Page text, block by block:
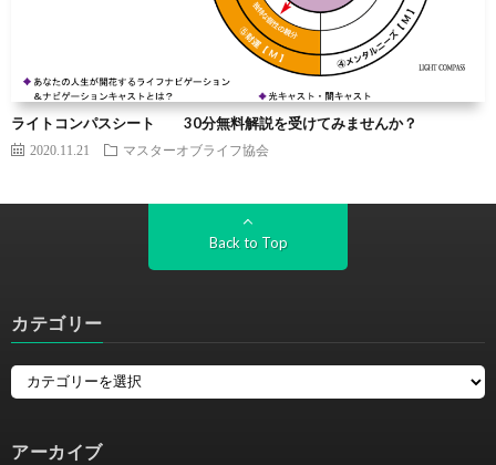
ライトコンパスシート 30分無料解説を受けてみませんか？
2020.11.21 マスターオブライフ協会
Back to Top
カテゴリー
アーカイブ